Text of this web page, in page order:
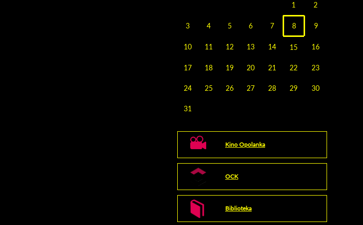
1 2
3 4 5 6 7 8 9
10 11 12 13 14 15 16
17 18 19 20 21 22 23
24 25 26 27 28 29 30
31
Kino Opolanka
OCK
Biblioteka